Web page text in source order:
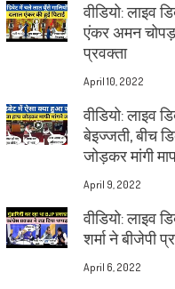
वीडियो: लाइव
एंकर अमन
प्रवक्ता
April 10, 2022
वीडियो: लाइव
बेइज्जती, बीच
जोड़कर मांगी
April 9, 2022
वीडियो: लाइव
शर्मा ने बीजेपी
April 6, 2022